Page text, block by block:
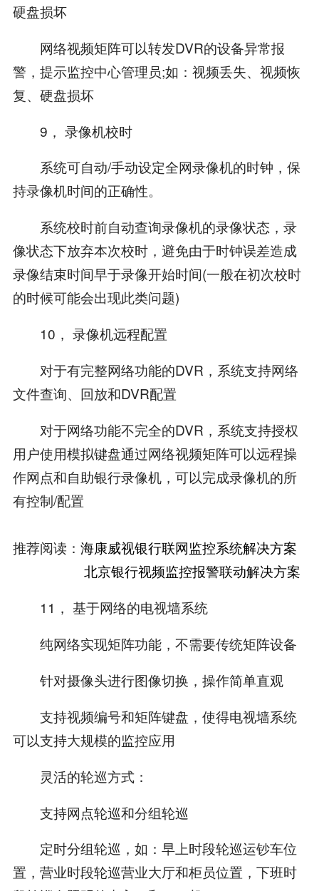
硬盘损坏
网络视频矩阵可以转发DVR的设备异常报
警，提示监控中心管理员;如：视频丢失、视频恢
复、硬盘损坏
9， 录像机校时
系统可自动/手动设定全网录像机的时钟，保
持录像机时间的正确性。
系统校时前自动查询录像机的录像状态，录
像状态下放弃本次校时，避免由于时钟误差造成
录像结束时间早于录像开始时间(一般在初次校时
的时候可能会出现此类问题)
10， 录像机远程配置
对于有完整网络功能的DVR，系统支持网络
文件查询、回放和DVR配置
对于网络功能不完全的DVR，系统支持授权
用户使用模拟键盘通过网络视频矩阵可以远程操
作网点和自助银行录像机，可以完成录像机的所
有控制/配置
推荐阅读： 海康威视银行联网监控系统解决方案
北京银行视频监控报警联动解决方案
11， 基于网络的电视墙系统
纯网络实现矩阵功能，不需要传统矩阵设备
针对摄像头进行图像切换，操作简单直观
支持视频编号和矩阵键盘，使得电视墙系统
可以支持大规模的监控应用
灵活的轮巡方式：
支持网点轮巡和分组轮巡
定时分组轮巡，如：早上时段轮巡运钞车位
置，营业时段轮巡营业大厅和柜员位置，下班时